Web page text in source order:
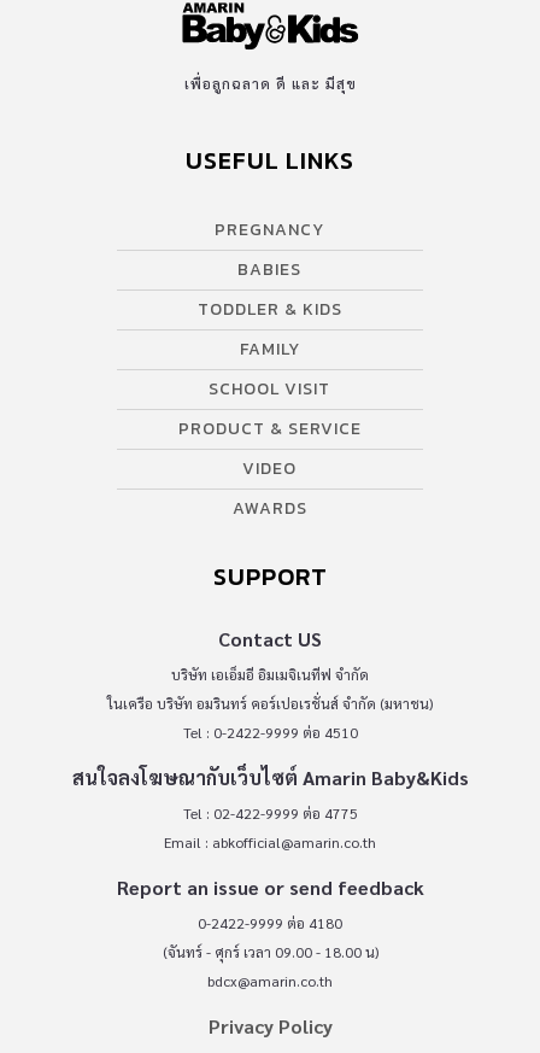
เพื่อลูกฉลาด ดี และ มีสุข
USEFUL LINKS
PREGNANCY
BABIES
TODDLER & KIDS
FAMILY
SCHOOL VISIT
PRODUCT & SERVICE
VIDEO
AWARDS
SUPPORT
Contact US
บริษัท เอเอ็มอี อิมเมจิเนทีฟ จำกัด
ในเครือ บริษัท อมรินทร์ คอร์เปอเรชั่นส์ จำกัด (มหาชน)
Tel : 0-2422-9999 ต่อ 4510
สนใจลงโฆษณากับเว็บไซต์ Amarin Baby&Kids
Tel : 02-422-9999 ต่อ 4775
Email : abkofficial@amarin.co.th
Report an issue or send feedback
0-2422-9999 ต่อ 4180
(จันทร์ - ศุกร์ เวลา 09.00 - 18.00 น)
bdcx@amarin.co.th
Privacy Policy